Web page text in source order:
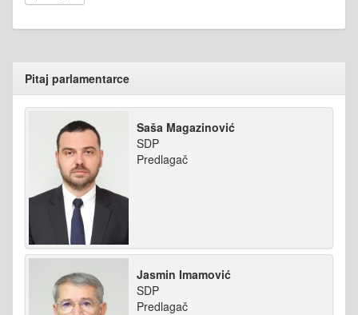
Pitaj parlamentarce
Saša Magazinović
SDP
Predlagač
Jasmin Imamović
SDP
Predlagač